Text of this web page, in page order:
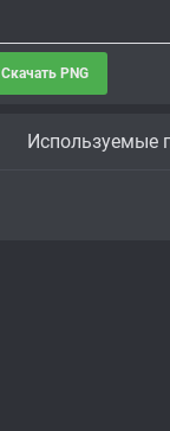
Скачать PNG
Используемые